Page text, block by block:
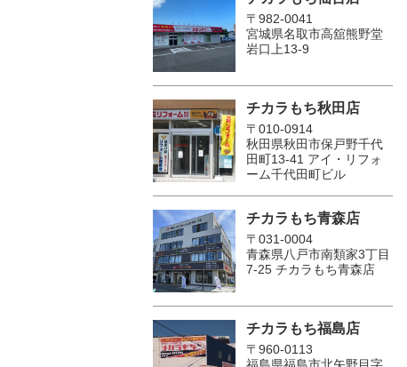
〒982-0041
宮城県名取市高舘熊野堂
岩口上13‐9
チカラもち秋田店
〒010-0914
秋田県秋田市保戸野千代
田町13-41 アイ・リフォ
ーム千代田町ビル
チカラもち青森店
〒031-0004
青森県八戸市南類家3丁目
7-25 チカラもち青森店
チカラもち福島店
〒960-0113
福島県福島市北矢野目字